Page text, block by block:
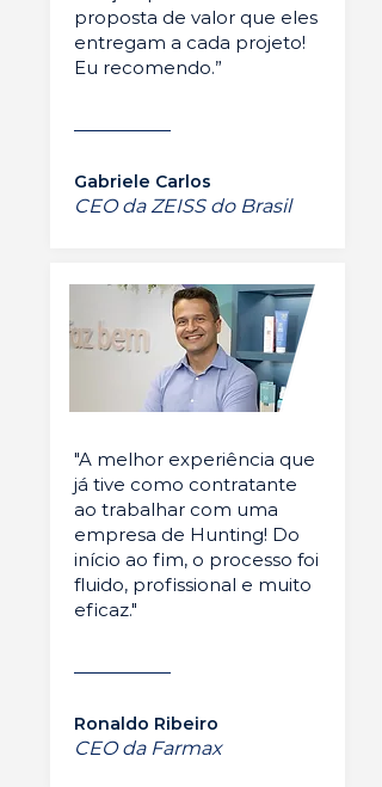
proposta de valor que eles
entregam a cada projeto!
Eu recomendo.”
Gabriele Carlos
CEO da ZEISS do Brasil
"A melhor experiência que
já tive como contratante
ao trabalhar com uma
empresa de Hunting! Do
início ao fim, o processo foi
fluido, profissional e muito
eficaz."
Ronaldo Ribeiro
CEO da Farmax